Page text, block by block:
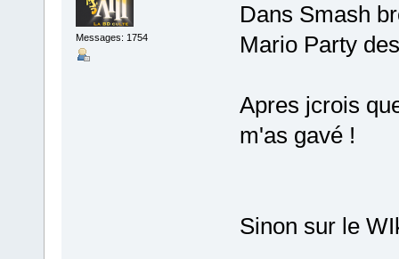
Messages: 1754
Dans Smash
Mario Party
Apres jcrois
m'as gavé !
Sinon sur le